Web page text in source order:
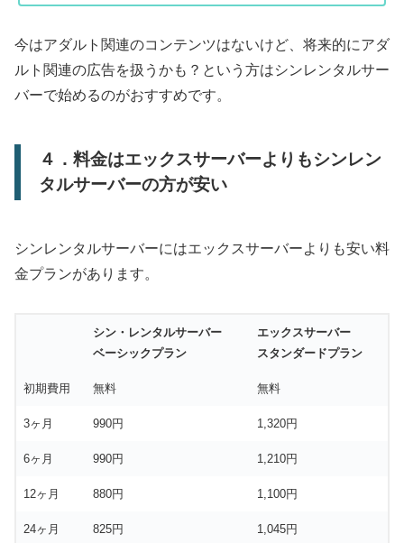
今はアダルト関連のコンテンツはないけど、将来的にアダ
ルト関連の広告を扱うかも？という方はシンレンタルサー
バーで始めるのがおすすめです。
４．料金はエックスサーバーよりもシンレン
タルサーバーの方が安い
シンレンタルサーバーにはエックスサーバーよりも安い料
金プランがあります。
シン・レンタルサーバー
ベーシックプラン
エックスサーバー
スタンダードプラン
初期費用 無料 無料
3ヶ月 990円 1,320円
6ヶ月 990円 1,210円
12ヶ月 880円 1,100円
24ヶ月 825円 1,045円